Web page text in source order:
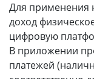
Для применения
доход
цифровую
В приложении
платежей